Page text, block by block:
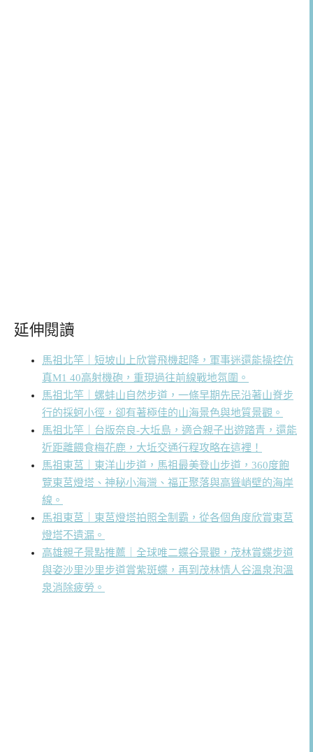
延伸閱讀
馬祖北竿｜短坡山上欣賞飛機起降，軍事迷還能操控仿
真M1 40高射機砲，重現過往前線戰地氛圍。
馬祖北竿｜螺蚌山自然步道，一條早期先民沿著山脊步
行的採蚵小徑，卻有著極佳的山海景色與地質景觀。
馬祖北竿｜台版奈良-大坵島，適合親子出遊踏青，還能
近距離餵食梅花鹿，大坵交通行程攻略在這裡！
馬祖東莒｜東洋山步道，馬祖最美登山步道，360度飽
覽東莒燈塔、神秘小海灣、福正聚落與高聳峭壁的海岸
線。
馬祖東莒｜東莒燈塔拍照全制霸，從各個角度欣賞東莒
燈塔不遺漏。
高雄親子景點推薦｜全球唯二蝶谷景觀，茂林賞蝶步道
與姿沙里沙里步道賞紫斑蝶，再到茂林情人谷溫泉泡溫
泉消除疲勞。